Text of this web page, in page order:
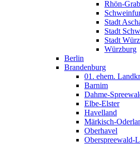
Rhön-
Stadt
Stadt
Stadt
Würzburg
Berlin
Brandenburg
01. ehem.
Barnim
Dahme-
Elbe-Elster
Havelland
Märkisch-
Oberhavel
Oberspreewald-